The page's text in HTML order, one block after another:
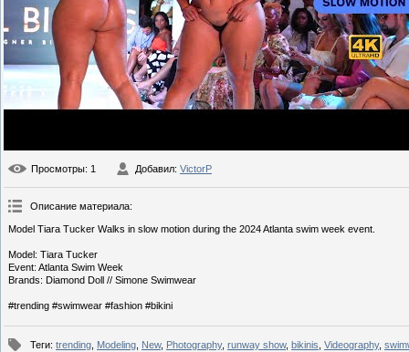
Просмотры: 1 Добавил: VictorP
Описание материала:
Model Tiara Tucker Walks in slow motion during the 2024 Atlanta swim week event.
Model: Tiara Tucker
Event: Atlanta Swim Week
Brands: Diamond Doll // Simone Swimwear
#trending #swimwear #fashion #bikini
Теги: trending Modeling New, Photography, runway show, bikinis Videography,